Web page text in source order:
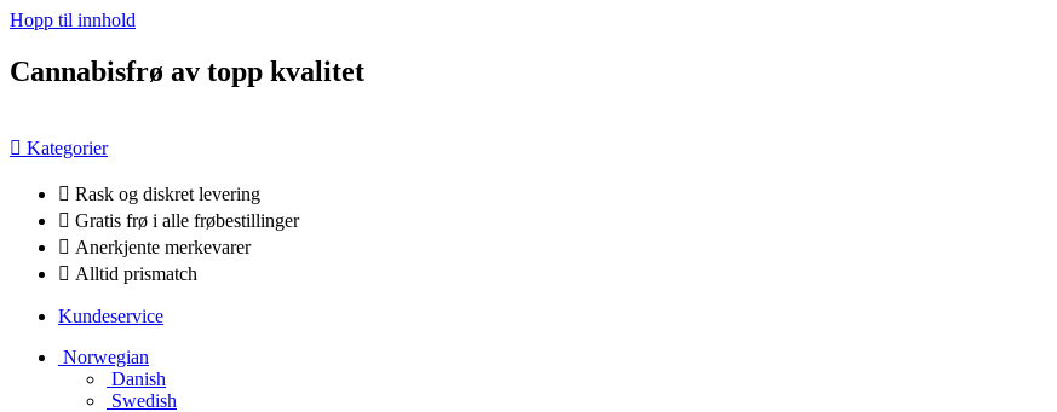
Hopp til innhold
Cannabisfrø av topp kvalitet
Kategorier
Rask og diskret levering
Gratis frø i alle frøbestillinger
Anerkjente merkevarer
Alltid prismatch
Kundeservice
Norwegian
Danish
Swedish